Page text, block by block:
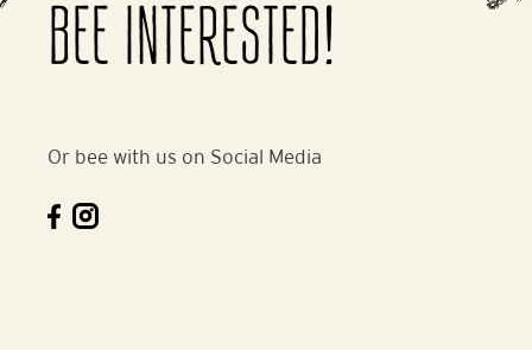
BEE INTERESTED!
Or bee with us on Social Media